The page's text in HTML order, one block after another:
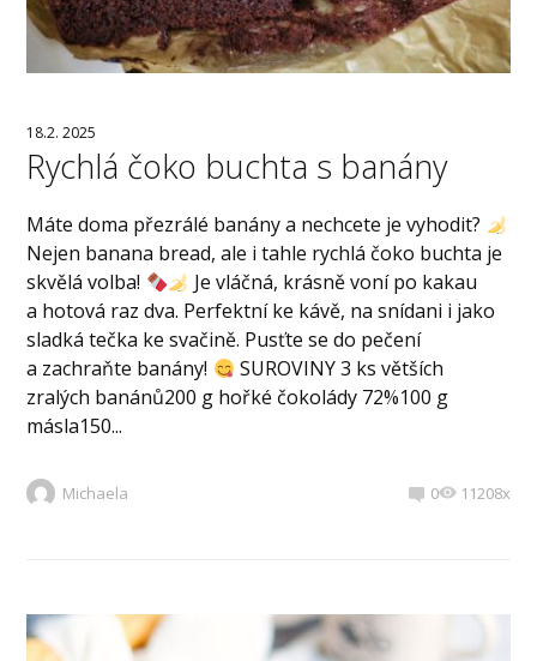
18.2. 2025
Rychlá čoko buchta s banány
Máte doma přezrálé banány a nechcete je vyhodit?
Nejen banana bread, ale i tahle rychlá čoko buchta je
skvělá volba!
Je vláčná, krásně voní po kakau
a hotová raz dva. Perfektní ke kávě, na snídani i jako
sladká tečka ke svačině. Pusťte se do pečení
a zachraňte banány!
SUROVINY 3 ks větších
zralých banánů200 g hořké čokolády 72%100 g
másla150...
Michaela 0 11208x